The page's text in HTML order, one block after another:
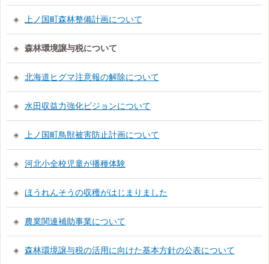
上ノ国町森林整備計画について
森林環境譲与税について
北海道ヒグマ注意報の解除について
水田収益力強化ビジョンについて
上ノ国町鳥獣被害防止計画について
河北小全校児童が播種体験
ほうれんそうの収穫がはじまりました
農業関連補助事業について
森林環境譲与税の活用に向けた基本方針の公表について